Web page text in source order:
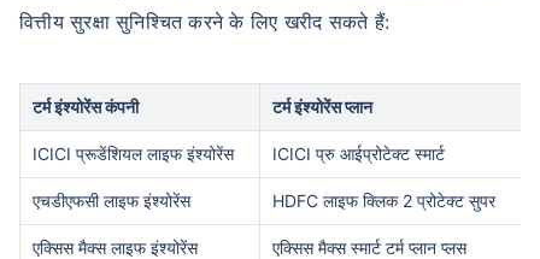
वित्तीय सुरक्षा सुनिश्चित करने के लिए खरीद सकते हैं:
टर्म इंश्योरेंस कंपनी टर्म इंश्योरेंस प्लान
ICICI प्रूडेंशियल लाइफ इंश्योरेंस ICICI प्रु आईप्रोटेक्ट स्मार्ट
एचडीएफसी लाइफ इंश्योरेंस HDFC लाइफ क्लिक 2 प्रोटेक्ट सुपर
एक्सिस मैक्स लाइफ इंश्योरेंस एक्सिस मैक्स स्मार्ट टर्म प्लान प्लस